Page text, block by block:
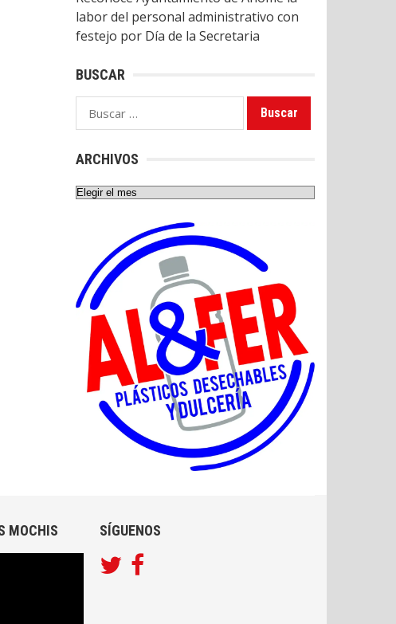
labor del personal administrativo con
festejo por Día de la Secretaria
BUSCAR
Buscar:
ARCHIVOS
Archivos
MOCHIS SÍGUENOS